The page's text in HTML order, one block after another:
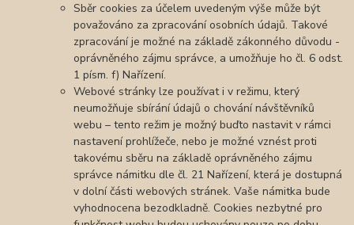
Sběr cookies za účelem uvedeným výše může být
považováno za zpracování osobních údajů. Takové
zpracování je možné na základě zákonného důvodu -
oprávněného zájmu správce, a umožňuje ho čl. 6 odst.
1 písm. f) Nařízení.
Webové stránky lze používat i v režimu, který
neumožňuje sbírání údajů o chování návštěvníků
webu – tento režim je možný buďto nastavit v rámci
nastavení prohlížeče, nebo je možné vznést proti
takovému sběru na základě oprávněného zájmu
správce námitku dle čl. 21 Nařízení, která je dostupná
v dolní části webových stránek. Vaše námitka bude
vyhodnocena bezodkladně. Cookies nezbytné pro